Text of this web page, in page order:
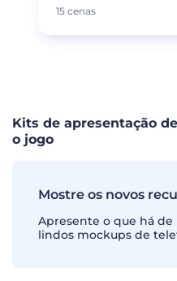
15 cenas
Kits de apresentação
o jogo
Mostre os novos
Apresente o que há
lindos mockups de